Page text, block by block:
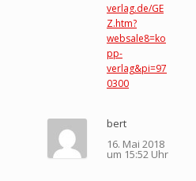
verlag.de/GE
Z.htm?
websale8=ko
pp-
verlag&pi=97
0300
bert
16. Mai 2018
um 15:52 Uhr